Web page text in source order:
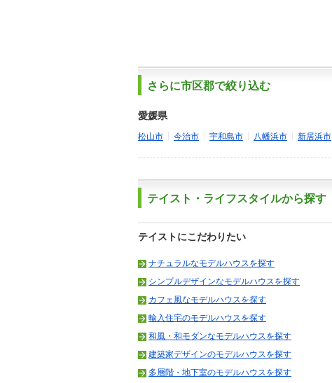
さらに市区郡で絞り込む
愛媛県
松山市 今治市 宇和島市 八幡浜市 新居浜市
テイスト・ライフスタイルから探す
テイストにこだわりたい
ナチュラルなモデルハウスを探す
シンプルデザインなモデルハウスを探す
カフェ風なモデルハウスを探す
輸入住宅のモデルハウスを探す
和風・和モダンなモデルハウスを探す
建築家デザインのモデルハウスを探す
多層階・地下室のモデルハウスを探す